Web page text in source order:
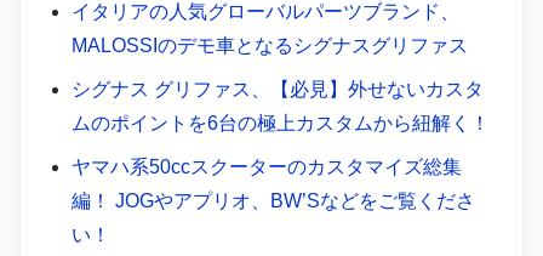
イタリアの人気グローバルパーツブランド、
MALOSSIのデモ車となるシグナスグリファス
シグナス グリファス、【必見】外せないカスタ
ムのポイントを6台の極上カスタムから紐解く！
ヤマハ系50ccスクーターのカスタマイズ総集
編！ JOGやアプリオ、BW’Sなどをご覧くださ
い！